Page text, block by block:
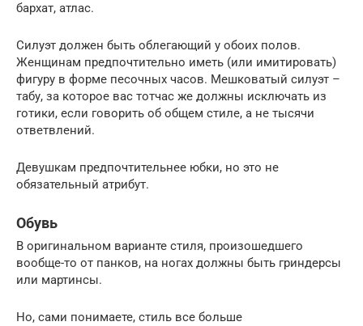
бархат, атлас.
Силуэт должен быть облегающий у обоих полов.
Женщинам предпочтительно иметь (или имитировать)
фигуру в форме песочных часов. Мешковатый силуэт –
табу, за которое вас тотчас же должны исключать из
готики, если говорить об общем стиле, а не тысячи
ответвлений.
Девушкам предпочтительнее юбки, но это не
обязательный атрибут.
Обувь
В оригинальном варианте стиля, произошедшего
вообще-то от панков, на ногах должны быть гриндерсы
или мартинсы.
Но, сами понимаете, стиль все больше